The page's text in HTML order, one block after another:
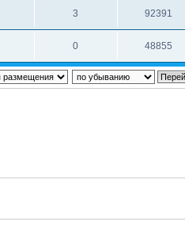
3 92391
0 48855